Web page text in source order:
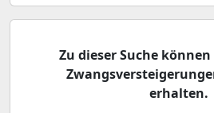
Zu dieser Suche können
erhalten.